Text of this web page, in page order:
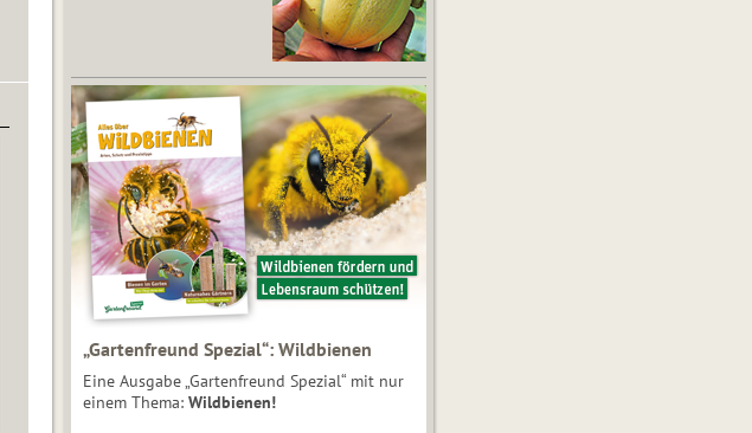
„Gartenfreund Spezial“: Wildbienen
Eine Ausgabe „Gartenfreund Spezial“ mit nur
einem Thema: Wildbienen!